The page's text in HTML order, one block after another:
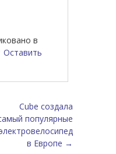
в
Оставить
записям
Cube создала
популярные
в Европе →